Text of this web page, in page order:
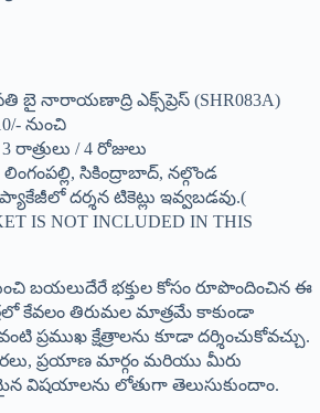
బై నారాయణాద్రి ఎక్స్‌ప్రెస్ (SHR083A)
నుంచి
3 రాత్రులు / 4 రోజులు
లింగంపల్లి, సికింద్రాబాద్, నల్గొండ
దర్శన టికెట్లు ఇవ్వబడవు.(
IS NOT INCLUDED IN THIS
బయలుదేరే భక్తుల కోసం రూపొందించిన ఈ
కేవలం తిరుమల మాత్రమే కాకుండా
ప్రముఖ క్షేత్రాలను కూడా దర్శించుకోవచ్చు.
ప్రయాణ మార్గం మరియు మీరు
విషయాలను లోతుగా తెలుసుకుందాం.